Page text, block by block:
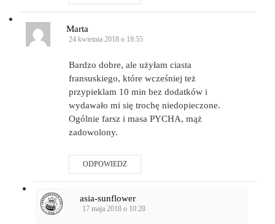
Marta
24 kwietnia 2018 o 18:55
Bardzo dobre, ale użyłam ciasta
fransuskiego, które wcześniej też
przypieklam 10 min bez dodatków i
wydawało mi się trochę niedopieczone.
Ogólnie farsz i masa PYCHA, mąż
zadowolony.
ODPOWIEDZ
asia-sunflower
17 maja 2018 o 10:28